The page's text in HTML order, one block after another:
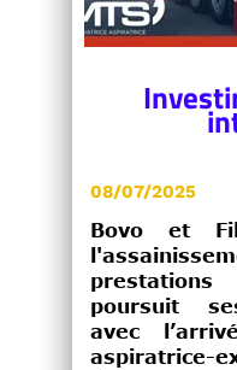
08/07/2025
Bovo et
poursuit
avec
aspiratrice-